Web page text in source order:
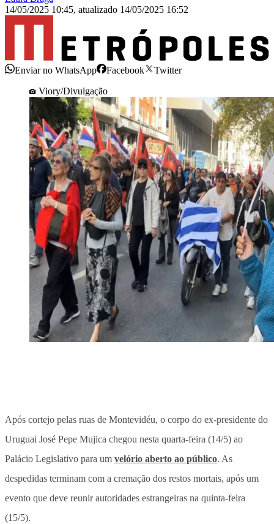
14/05/2025 10:45, atualizado 14/05/2025 16:52
Enviar no WhatsApp Facebook
Twitter
Viory/Divulgação
Após cortejo pelas ruas de Montevidéu, o corpo do ex-presidente do
Uruguai José Pepe Mujica chegou nesta quarta-feira (14/5) ao
Palácio Legislativo para um velório aberto ao público. As
despedidas terminam com a cremação dos restos mortais, após um
evento que deve reunir autoridades estrangeiras na quinta-feira
(15/5).